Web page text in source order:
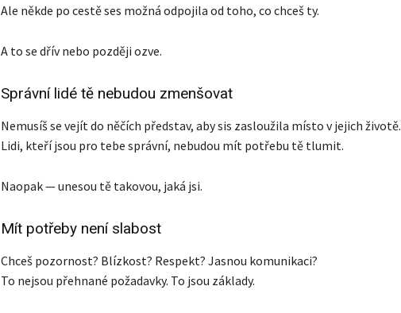
Ale někde po cestě ses možná odpojila od toho, co chceš ty.
A to se dřív nebo později ozve.
Správní lidé tě nebudou zmenšovat
Nemusíš se vejít do něčích představ, aby sis zasloužila místo v jejich životě.
Lidi, kteří jsou pro tebe správní, nebudou mít potřebu tě tlumit.
Naopak — unesou tě takovou, jaká jsi.
Mít potřeby není slabost
Chceš pozornost? Blízkost? Respekt? Jasnou komunikaci?
To nejsou přehnané požadavky. To jsou základy.